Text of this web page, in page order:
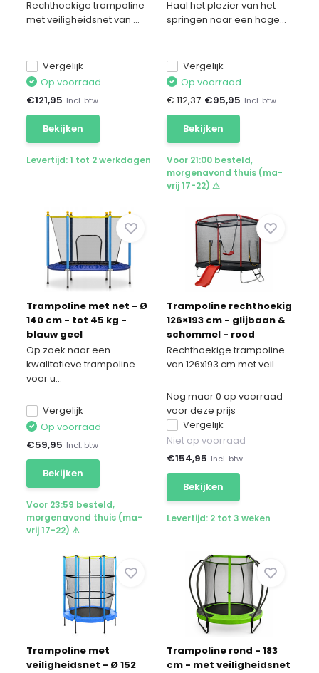
Rechthoekige trampoline
met veiligheidsnet van ...
Vergelijk
Op voorraad
€121,95 Incl. btw
Bekijken
Levertijd: 1 tot 2 werkdagen
Haal het plezier van het
springen naar een hoge...
Vergelijk
Op voorraad
€ 112,37 €95,95 Incl. btw
Bekijken
Voor 21:00 besteld,
morgenavond thuis (ma-
vrij 17-22) ⚠
Trampoline met net - Ø
140 cm - tot 45 kg -
blauw geel
Op zoek naar een
kwalitatieve trampoline
voor u...
Vergelijk
Op voorraad
€59,95 Incl. btw
Bekijken
Voor 23:59 besteld,
morgenavond thuis (ma-
vrij 17-22) ⚠
Trampoline rechthoekig
126×193 cm - glijbaan &
schommel - rood
Rechthoekige trampoline
van 126x193 cm met veil...
Nog maar 0 op voorraad
voor deze prijs
Vergelijk
Niet op voorraad
€154,95 Incl. btw
Bekijken
Levertijd: 2 tot 3 weken
Trampoline met
veiligheidsnet - Ø 152
Trampoline rond - 183
cm - met veiligheidsnet